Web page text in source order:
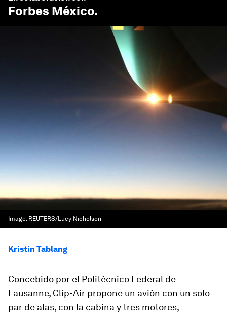
Forbes México.
Image: REUTERS/Lucy Nicholson
Kristin Tablang
Concebido por el Politécnico Federal de
Lausanne, Clip-Air propone un avión con un solo
par de alas, con la cabina y tres motores,